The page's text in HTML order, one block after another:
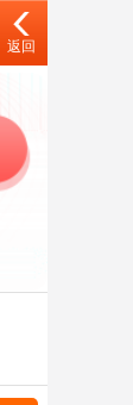
返回